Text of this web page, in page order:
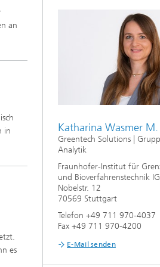
an
in
es
Katharina Wasmer M.
Greentech Solutions |
Analytik
Fraunhofer-Institut für
und Bioverfahrenstechnik
Nobelstr. 12
70569 Stuttgart
Telefon +49 711 970-4037
Fax +49 711 970-4200
E-Mail senden